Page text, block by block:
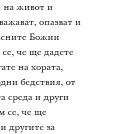
на живот и
опазват и
Божии
че ще дадете
на хората,
бедствия, от
среда и други
се, че ще
другите за